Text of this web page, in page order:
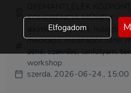
KOHERENCIA MŰHELY
alkímia, bodywork,
meditáció, meditációs zene,
zene, szakrális, tanfolyam,
workshop
szerda, 2026-06-24.,
Elfogadom